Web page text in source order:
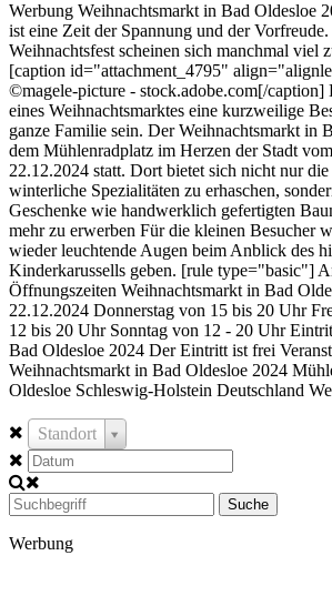
Werbung Weihnachtsmarkt in Bad Oldesloe
ist eine Zeit der Spannung und der
Weihnachtsfest scheinen sich manchmal viel
[caption id="attachment_4795"
©magele-picture - stock.adobe.com[/caption]
eines Weihnachtsmarktes eine kurzweilige
ganze Familie sein. Der Weihnachtsmarkt in
dem Mühlenradplatz im Herzen der Stadt
22.12.2024 statt. Dort bietet sich nicht nur
winterliche Spezialitäten zu erhaschen,
Geschenke wie handwerklich gefertigten
mehr zu erwerben Für die kleinen Besucher
wieder leuchtende Augen beim Anblick des
Kinderkarussells geben. [rule type="basic"]
Öffnungszeiten Weihnachtsmarkt in Bad
22.12.2024 Donnerstag von 15 bis 20 Uhr
12 bis 20 Uhr Sonntag von 12 - 20 Uhr
Bad Oldesloe 2024 Der Eintritt ist frei
Weihnachtsmarkt in Bad Oldesloe 2024
Oldesloe Schleswig-Holstein Deutschland
Standort
Suche
Werbung